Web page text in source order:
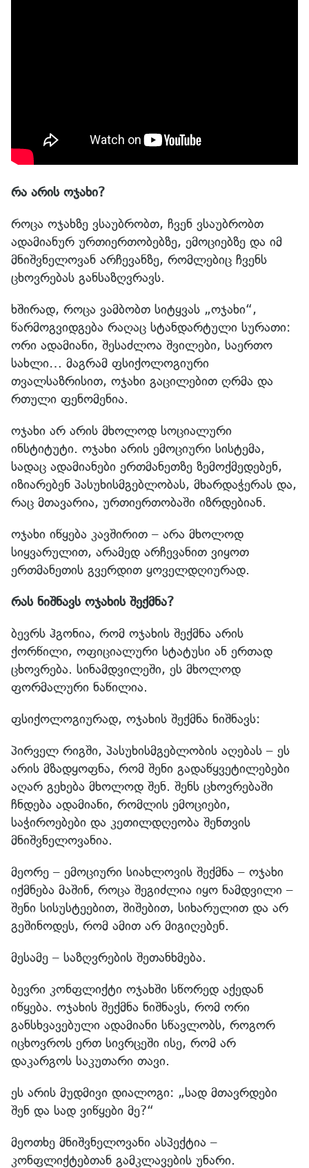
რა არის ოჯახი?
როცა ოჯახზე ვსაუბრობთ, ჩვენ ვსაუბრობთ
ადამიანურ ურთიერთობებზე, ემოციებზე და იმ
მნიშვნელოვან არჩევანზე, რომლებიც ჩვენს
ცხოვრებას განსაზღვრავს.
ხშირად, როცა ვამბობთ სიტყვას „ოჯახი“,
წარმოგვიდგება რაღაც სტანდარტული სურათი:
ორი ადამიანი, შესაძლოა შვილები, საერთო
სახლი… მაგრამ ფსიქოლოგიური
თვალსაზრისით, ოჯახი გაცილებით ღრმა და
რთული ფენომენია.
ოჯახი არ არის მხოლოდ სოციალური
ინსტიტუტი. ოჯახი არის ემოციური სისტემა,
სადაც ადამიანები ერთმანეთზე ზემოქმედებენ,
იზიარებენ პასუხისმგებლობას, მხარდაჭერას და,
რაც მთავარია, ურთიერთობაში იზრდებიან.
ოჯახი იწყება კავშირით – არა მხოლოდ
სიყვარულით, არამედ არჩევანით ვიყოთ
ერთმანეთის გვერდით ყოველდღიურად.
რას ნიშნავს ოჯახის შექმნა?
ბევრს ჰგონია, რომ ოჯახის შექმნა არის
ქორწილი, ოფიციალური სტატუსი ან ერთად
ცხოვრება. სინამდვილეში, ეს მხოლოდ
ფორმალური ნაწილია.
ფსიქოლოგიურად, ოჯახის შექმნა ნიშნავს:
პირველ რიგში, პასუხისმგებლობის აღებას – ეს
არის მზადყოფნა, რომ შენი გადაწყვეტილებები
აღარ გეხება მხოლოდ შენ. შენს ცხოვრებაში
ჩნდება ადამიანი, რომლის ემოციები,
საჭიროებები და კეთილდღეობა შენთვის
მნიშვნელოვანია.
მეორე – ემოციური სიახლოვის შექმნა – ოჯახი
იქმნება მაშინ, როცა შეგიძლია იყო ნამდვილი –
შენი სისუსტეებით, შიშებით, სიხარულით და არ
გეშინოდეს, რომ ამით არ მიგიღებენ.
მესამე – საზღვრების შეთანხმება.
ბევრი კონფლიქტი ოჯახში სწორედ აქედან
იწყება. ოჯახის შექმნა ნიშნავს, რომ ორი
განსხვავებული ადამიანი სწავლობს, როგორ
იცხოვროს ერთ სივრცეში ისე, რომ არ
დაკარგოს საკუთარი თავი.
ეს არის მუდმივი დიალოგი: „სად მთავრდები
შენ და სად ვიწყები მე?“
მეოთხე მნიშვნელოვანი ასპექტია –
კონფლიქტებთან გამკლავების უნარი.